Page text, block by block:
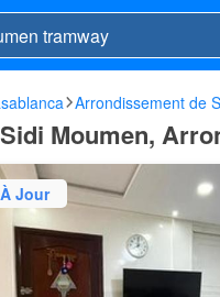
Arrondissement de
Moumen,
Jour